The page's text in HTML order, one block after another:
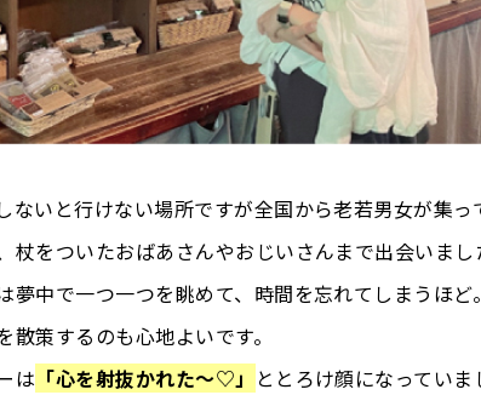
ないと行けない場所ですが全国から老若男女が集っ
杖をついたおばあさんやおじいさんまで出会いまし
夢中で一つ一つを眺めて、時間を忘れてしまうほど。
散策するのも心地よいです。
は 「心を射抜かれた～♡」 ととろけ顔になっていま